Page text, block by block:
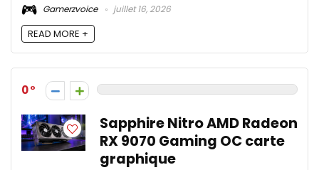
Gamerzvoice
juillet 16, 2026
READ MORE +
0
Sapphire Nitro AMD Radeon
RX 9070 Gaming OC​ carte
graphique